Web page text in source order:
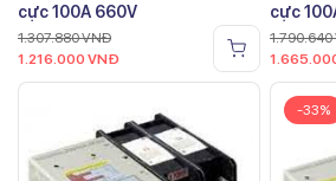
cực 100A 660V
1.307.880VNĐ
1.216.000 VNĐ
cực
1.790.640
-33%